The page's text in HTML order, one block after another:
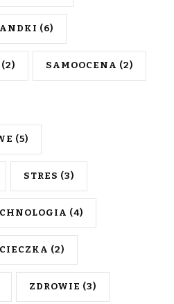
(6)
(2) SAMOOCENA (2)
(5)
STRES (3)
(4)
(2)
ZDROWIE (3)